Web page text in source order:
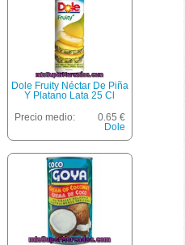
Dole Fruity Néctar De Piña
Y Platano Lata 25 Cl
Precio medio:
0.65 €
Dole